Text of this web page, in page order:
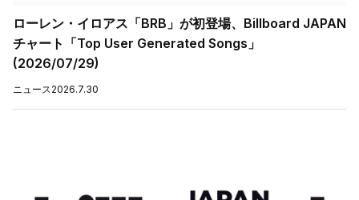
ローレン・イロアス「BRB」が初登場、Billboard JAPAN
チャート「Top User Generated Songs」
(2026/07/29)
ニュース2026.7.30